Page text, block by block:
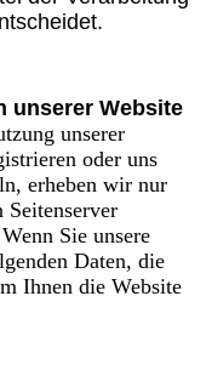
unserer Website
unserer
oder uns
erheben wir nur
Seitenserver
Sie unsere
Daten, die
Ihnen die Website